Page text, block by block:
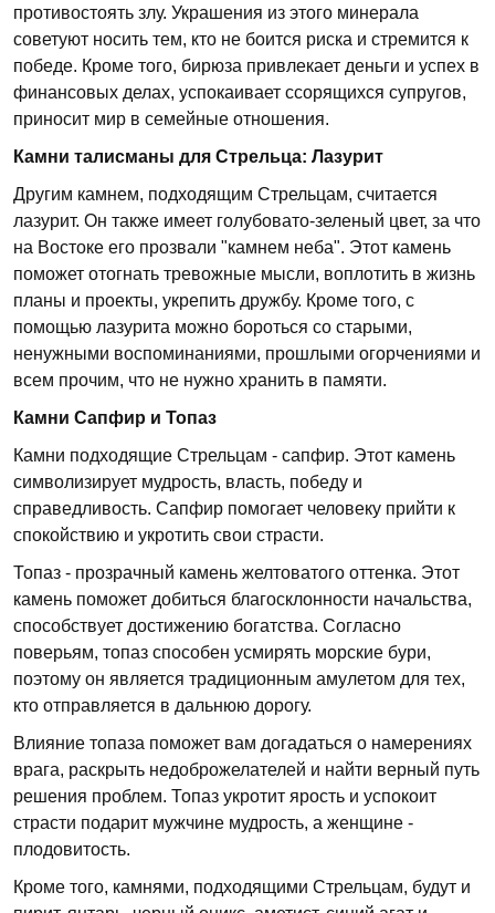
противостоять злу. Украшения из этого минерала
советуют носить тем, кто не боится риска и стремится к
победе. Кроме того, бирюза привлекает деньги и успех в
финансовых делах, успокаивает ссорящихся супругов,
приносит мир в семейные отношения.
Камни талисманы для Стрельца: Лазурит
Другим камнем, подходящим Стрельцам, считается
лазурит. Он также имеет голубовато-зеленый цвет, за что
на Востоке его прозвали "камнем неба". Этот камень
поможет отогнать тревожные мысли, воплотить в жизнь
планы и проекты, укрепить дружбу. Кроме того, с
помощью лазурита можно бороться со старыми,
ненужными воспоминаниями, прошлыми огорчениями и
всем прочим, что не нужно хранить в памяти.
Камни Сапфир и Топаз
Камни подходящие Стрельцам - сапфир. Этот камень
символизирует мудрость, власть, победу и
справедливость. Сапфир помогает человеку прийти к
спокойствию и укротить свои страсти.
Топаз - прозрачный камень желтоватого оттенка. Этот
камень поможет добиться благосклонности начальства,
способствует достижению богатства. Согласно
поверьям, топаз способен усмирять морские бури,
поэтому он является традиционным амулетом для тех,
кто отправляется в дальнюю дорогу.
Влияние топаза поможет вам догадаться о намерениях
врага, раскрыть недоброжелателей и найти верный путь
решения проблем. Топаз укротит ярость и успокоит
страсти подарит мужчине мудрость, а женщине -
плодовитость.
Кроме того, камнями, подходящими Стрельцам, будут и